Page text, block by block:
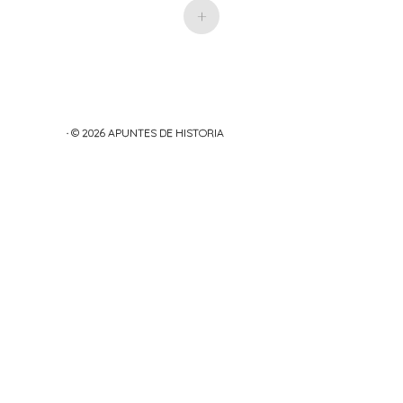
+
· © 2026 APUNTES DE HISTORIA